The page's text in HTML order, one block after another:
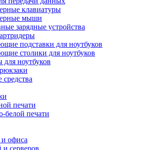
клавиатуры
мыши
зарядные устройства
подставки для ноутбуков
столики для ноутбуков
для ноутбуков
печати
белой печати
офиса
и серверов